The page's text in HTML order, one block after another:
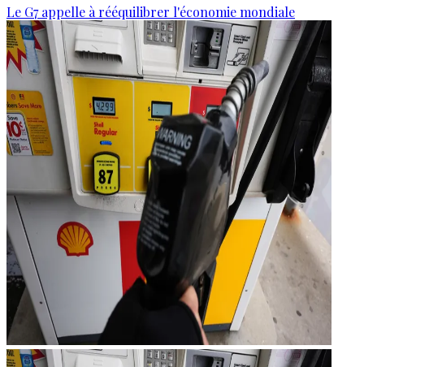
Le G7 appelle à rééquilibrer l'économie mondiale